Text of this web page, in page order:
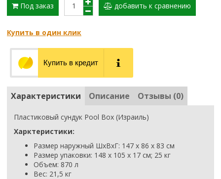
Под заказ добавить к сравнению
Купить в один клик
Купить в кредит
Характеристики Описание Отзывы (0)
Пластиковый сундук Pool Box (Израиль)
Харктеристики:
Размер наружный ШхВхГ: 147 х 86 х 83 см
Размер упаковки: 148 х 105 х 17 см; 25 кг
Объем: 870 л
Вес: 21,5 кг